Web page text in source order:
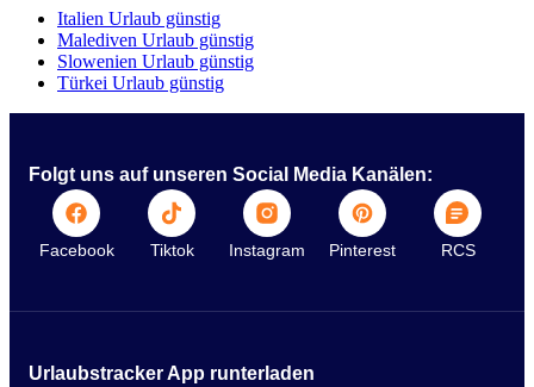
Italien Urlaub günstig
Malediven Urlaub günstig
Slowenien Urlaub günstig
Türkei Urlaub günstig